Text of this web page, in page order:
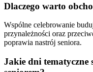
Dlaczego warto
Wspólne celebrowanie
przynależności oraz
poprawia nastrój seniora.
Jakie dni tematyczne